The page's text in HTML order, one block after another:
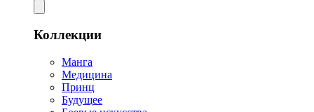
Коллекции
Манга
Медицина
Принц
Будущее